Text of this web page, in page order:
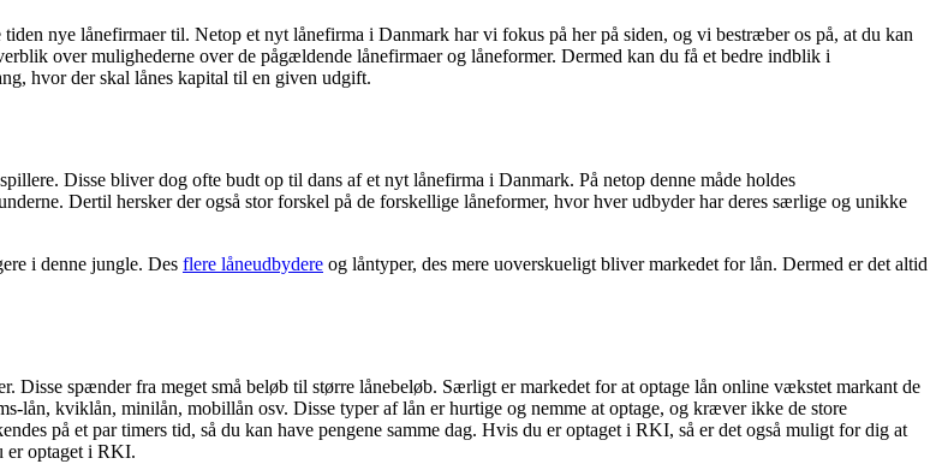
nye lånefirmaer til. Netop et nyt lånefirma i Danmark har vi fokus på her på siden, og vi bestræber os på, at du kan
over mulighederne over de pågældende lånefirmaer og låneformer. Dermed kan du få et bedre indblik i
hvor der skal lånes kapital til en given udgift.
Disse bliver dog ofte budt op til dans af et nyt lånefirma i Danmark. På netop denne måde holdes
Dertil hersker der også stor forskel på de forskellige låneformer, hvor hver udbyder har deres særlige og unikke
i denne jungle. Des flere låneudbydere og låntyper, des mere uoverskueligt bliver markedet for lån. Dermed er det altid
Disse spænder fra meget små beløb til større lånebeløb. Særligt er markedet for at optage lån online vækstet markant de
lån, kviklån, minilån, mobillån osv. Disse typer af lån er hurtige og nemme at optage, og kræver ikke de store
på et par timers tid, så du kan have pengene samme dag. Hvis du er optaget i RKI, så er det også muligt for dig at
er optaget i RKI.